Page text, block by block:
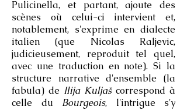
Pulicinella, et partant, ajoute des
scènes où celui-ci intervient et,
notablement, s'exprime en dialecte
italien (que Nicolas Raljevic,
judicieusement, reproduit tel quel,
avec une traduction en note). Si la
structure narrative d'ensemble (la
fabula) de Ilija Kuljašcorrespond à
celle du Bourgeois, l'intrigue s'y